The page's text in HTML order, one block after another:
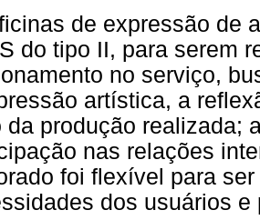
de expressão de
do tipo II, para serem
no serviço,
artística, a
da produção realizada;
nas relações
foi flexível para
dos usuários